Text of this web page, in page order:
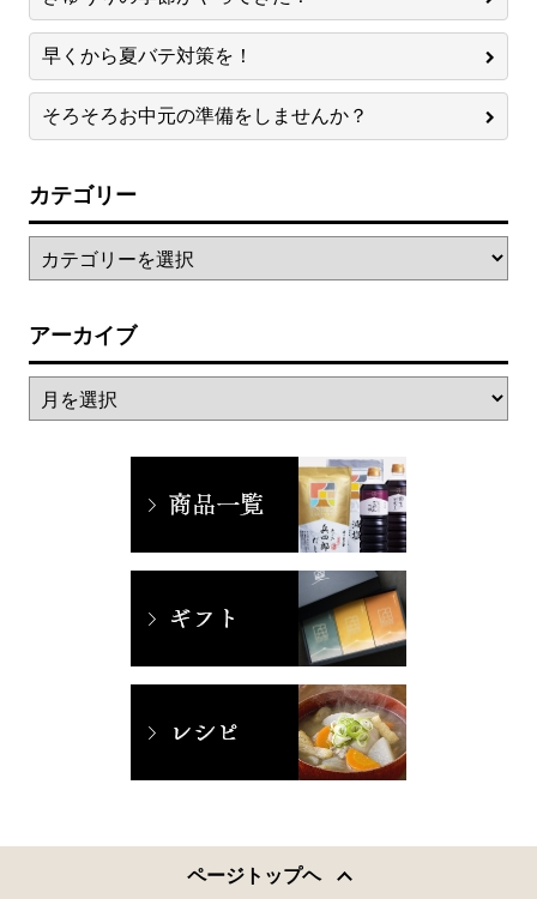
早くから夏バテ対策を！
そろそろお中元の準備をしませんか？
カテゴリー
アーカイブ
ページトップヘ